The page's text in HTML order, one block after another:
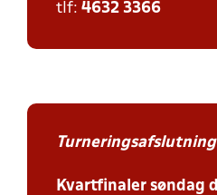
tlf: 4632 3366
Kvartfinaler søndag